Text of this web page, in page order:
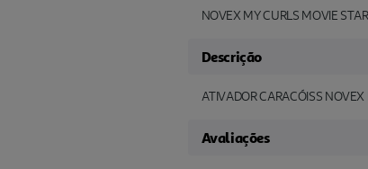
NOVEX MY CURLS MOVIE
Descrição
ATIVADOR CARACÓISS
Avaliações